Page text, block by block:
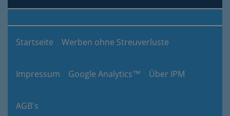
Startseite Werben ohne Streuverluste
Impressum Google Analytics™ Über IPM
AGB's